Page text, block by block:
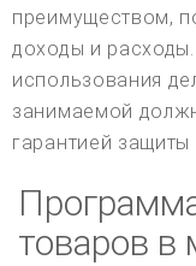
преимуществом,
доходы и
использования
занимаемой
гарантией
товаров в